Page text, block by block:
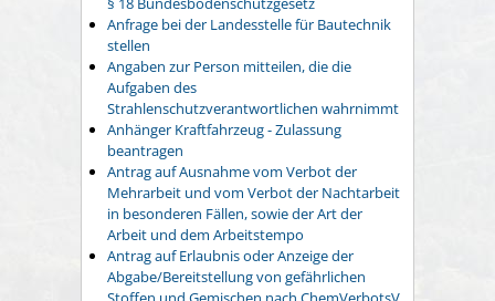
Anfrage bei der Landesstelle für Bautechnik
stellen
Angaben zur Person mitteilen, die die
Aufgaben des
Strahlenschutzverantwortlichen wahrnimmt
Anhänger Kraftfahrzeug - Zulassung
beantragen
Antrag auf Ausnahme vom Verbot der
Mehrarbeit und vom Verbot der Nachtarbeit
in besonderen Fällen, sowie der Art der
Arbeit und dem Arbeitstempo
Antrag auf Erlaubnis oder Anzeige der
Abgabe/Bereitstellung von gefährlichen